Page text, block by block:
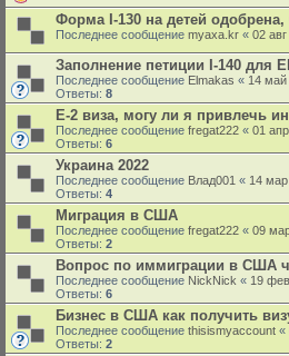
Форма I-130 на детей
Последнее сообщение myaxa.kr « 02
Заполнение петиции I-140 для
Последнее сообщение Elmakas « 14 май
Ответы: 8
E-2 виза, могу ли я привлечь
Последнее сообщение fregat222 « 01
Ответы: 6
Украина 2022
Последнее сообщение Влад001 « 14 мар
Ответы: 4
Миграция в США
Последнее сообщение fregat222 « 09
Ответы: 2
Вопрос по иммиграции в США
Последнее сообщение NickNick « 19
Ответы: 6
Бизнес в США как получить
Последнее сообщение thisismyaccount «
Ответы: 2